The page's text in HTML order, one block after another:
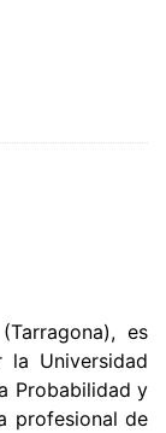
es
la Universidad
Probabilidad y
profesional de